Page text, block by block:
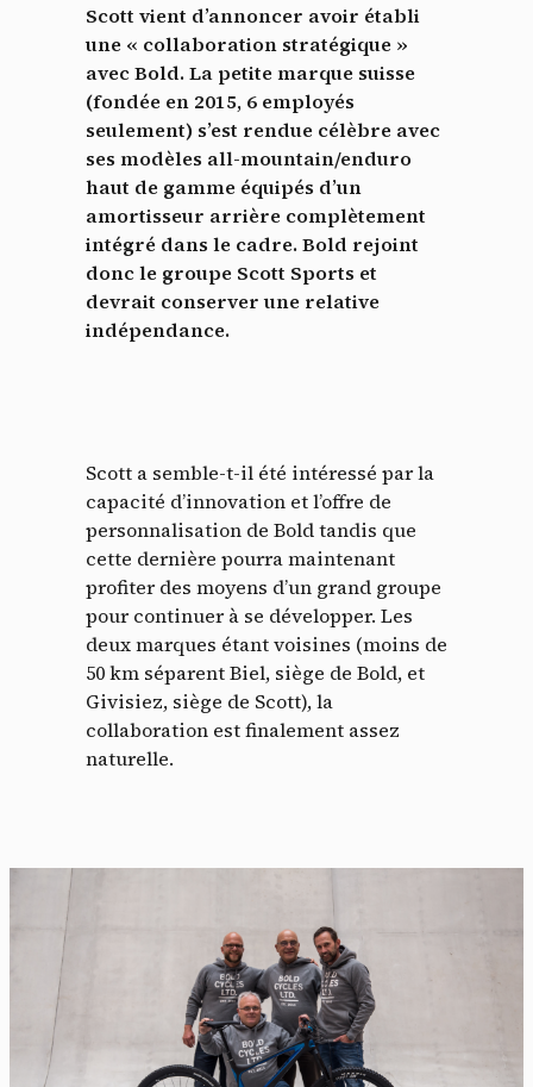
Scott vient d’annoncer avoir établi
une « collaboration stratégique »
avec Bold. La petite marque suisse
(fondée en 2015, 6 employés
seulement) s’est rendue célèbre avec
ses modèles all-mountain/enduro
haut de gamme équipés d’un
amortisseur arrière complètement
intégré dans le cadre. Bold rejoint
donc le groupe Scott Sports et
devrait conserver une relative
indépendance.
Scott a semble-t-il été intéressé par la
capacité d’innovation et l’offre de
personnalisation de Bold tandis que
cette dernière pourra maintenant
profiter des moyens d’un grand groupe
pour continuer à se développer. Les
deux marques étant voisines (moins de
50 km séparent Biel, siège de Bold, et
Givisiez, siège de Scott), la
collaboration est finalement assez
naturelle.